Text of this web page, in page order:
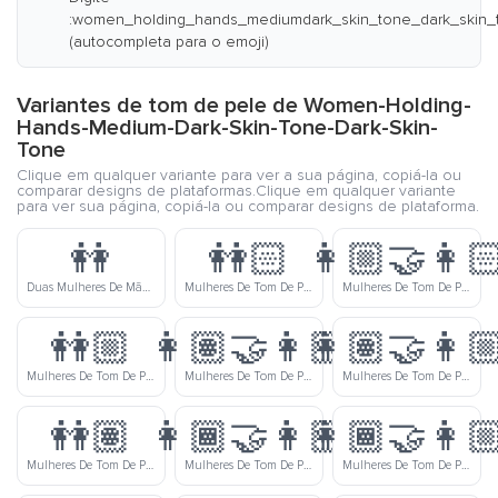
(autocompleta para o emoji)
Variantes de tom de pele de Women-Holding-
Hands-Medium-Dark-Skin-Tone-Dark-Skin-
Tone
Clique em qualquer variante para ver a sua página, copiá-la ou
comparar designs de plataformas.Clique em qualquer variante
para ver sua página, copiá-la ou comparar designs de plataforma.
👭
Duas Mulheres De Mãos Dadas
👭🏻
Mulheres De Tom De Pele Clara Dando As Mãos Mulheres De Tom De Pele Meio Clara E De Tom De Pele Clara Dando As Mãos
👭🏼
Mulheres De Tom De Pele Meio Clara Dando As Mãos
👩🏽‍🤝‍👩🏻
Mulheres De Tom De Pele Médio E De Tom De Pele Clara Dando As Mãos Mulheres De Tom De Pele Médio E De Tom De Pele Meio Clara Dando As Mãos
👭🏽
Mulheres De Tom De Pele Médio Dando As Mãos
👩🏾‍🤝‍👩🏻
Mulheres De Tom De Pele Meio Escura E De Tom De Pele Clara Dando As Mãos Mulheres De Tom De Pele Meio Escura E De Tom De Pele Meio Clara Dando As Mãos